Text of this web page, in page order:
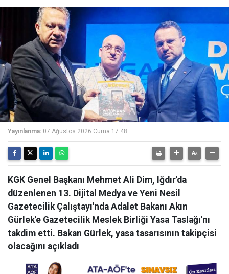
Yayınlanma: 07 Ağustos 2026 Cuma 17:48
KGK Genel Başkanı Mehmet Ali Dim, Iğdır'da
düzenlenen 13. Dijital Medya ve Yeni Nesil
Gazetecilik Çalıştayı'nda Adalet Bakanı Akın
Gürlek'e Gazetecilik Meslek Birliği Yasa Taslağı'nı
takdim etti. Bakan Gürlek, yasa tasarısının takipçisi
olacağını açıkladı